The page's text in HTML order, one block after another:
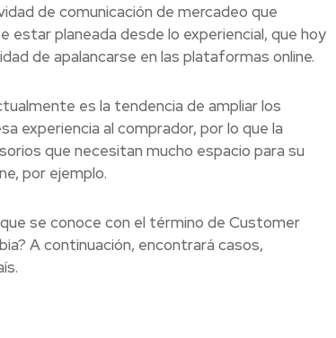
de comunicación de mercadeo que
estar planeada desde lo experiencial, que hoy
de apalancarse en las plataformas online.
es la tendencia de ampliar los
experiencia al comprador, por lo que la
que necesitan mucho espacio para su
por ejemplo.
se conoce con el término de Customer
A continuación, encontrará casos,